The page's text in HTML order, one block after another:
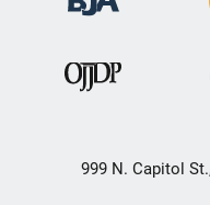
999 N. Capitol